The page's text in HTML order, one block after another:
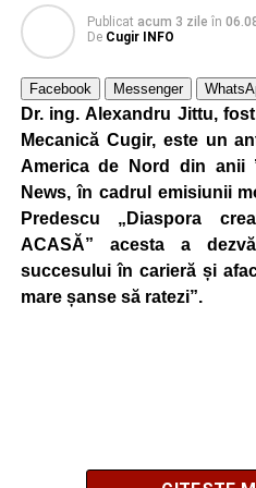
Publicat acum 3 zile în
De Cugir INFO
Facebook Messenger
Dr. ing. Alexandru Jittu,
Mecanică Cugir, este un
America de Nord din anii
News, în cadrul emisiunii
Predescu „Diaspora
ACASĂ” acesta a
succesului în carieră și
mare șanse să ratezi”.